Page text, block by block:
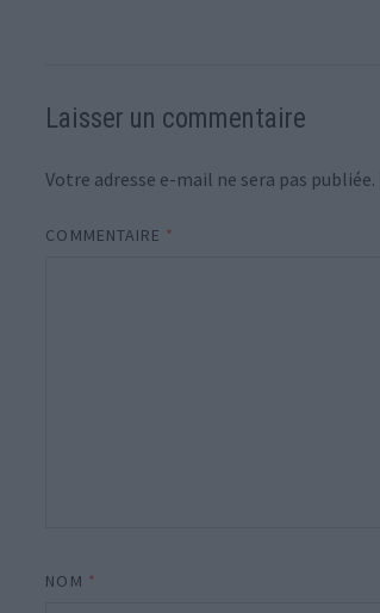
Laisser un commentaire
Votre adresse e-mail ne sera pas publiée.
COMMENTAIRE *
NOM *